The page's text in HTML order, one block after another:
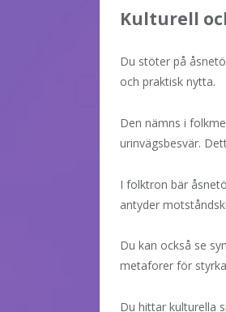
Kulturell
Du stöter på
och praktisk nytta.
Den nämns i
urinvägsbesvär.
I folktron bär
antyder
Du kan också se
metaforer för
Du hittar kulturella